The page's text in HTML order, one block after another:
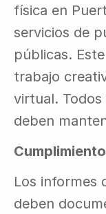
física en
servicios de
públicas.
trabajo
virtual.
deben
Los informes
deben